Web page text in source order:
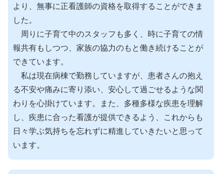
より、無事に正看護師の資格を取得することができま
した。
周りに子育て中のスタッフも多く、時に子育ての情
報共有もしつつ、家族の協力のもと働き続けることが
できています。
私は現在病棟で勤務していますが、患者さんの抱え
る不安や痛みに寄り添い、安心して過ごせるような関
わりを心掛けています。また、多種多様な疾患を理解
し、疾患に合った看護が提供できるよう、これからも
日々学ぶ気持ちを忘れずに精進していきたいと思って
います。